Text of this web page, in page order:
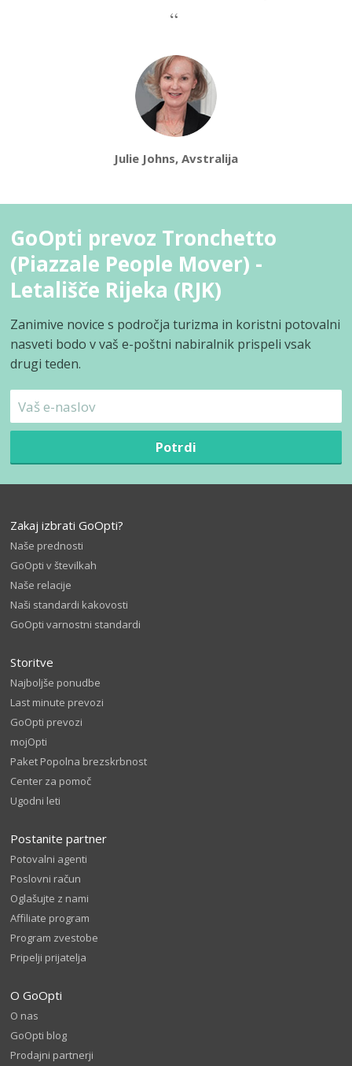
Julie Johns, Avstralija
GoOpti prevoz Tronchetto
(Piazzale People Mover) -
Letališče Rijeka (RJK)
Zanimive novice s področja turizma in koristni potovalni
nasveti bodo v vaš e-poštni nabiralnik prispeli vsak
drugi teden.
Potrdi
Zakaj izbrati GoOpti?
Naše prednosti
GoOpti v številkah
Naše relacije
Naši standardi kakovosti
GoOpti varnostni standardi
Storitve
Najboljše ponudbe
Last minute prevozi
GoOpti prevozi
mojOpti
Paket Popolna brezskrbnost
Center za pomoč
Ugodni leti
Postanite partner
Potovalni agenti
Poslovni račun
Oglašujte z nami
Affiliate program
Program zvestobe
Pripelji prijatelja
O GoOpti
O nas
GoOpti blog
Prodajni partnerji